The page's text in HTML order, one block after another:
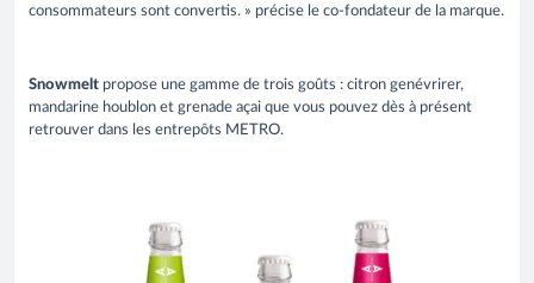
consommateurs sont convertis. » précise le co-fondateur de la marque.
Snowmelt propose une gamme de trois goûts : citron genévrirer,
mandarine houblon et grenade açai que vous pouvez dès à présent
retrouver dans les entrepôts METRO.